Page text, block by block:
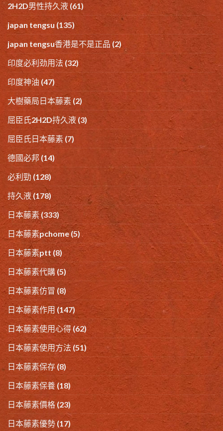
2H2D男性持久液 (61)
japan tengsu (135)
japan tengsu香港是不是正品(2)
印度必利劲用法 (32)
印度神油 (47)
大樹藥局日本藤素 (2)
屈臣氏2H2D持久液 (3)
屈臣氏日本藤素 (7)
德國必邦 (14)
必利勁 (128)
持久液(178)
日本藤素(333)
日本藤素pchome(5)
日本藤素ptt(8)
日本藤素代購 (5)
日本藤素仿冒 (8)
日本藤素作用 (147)
日本藤素使用心得 (62)
日本藤素使用方法(51)
日本藤素保存 (8)
日本藤素保養 (18)
日本藤素價格 (23)
日本藤素優勢(17)